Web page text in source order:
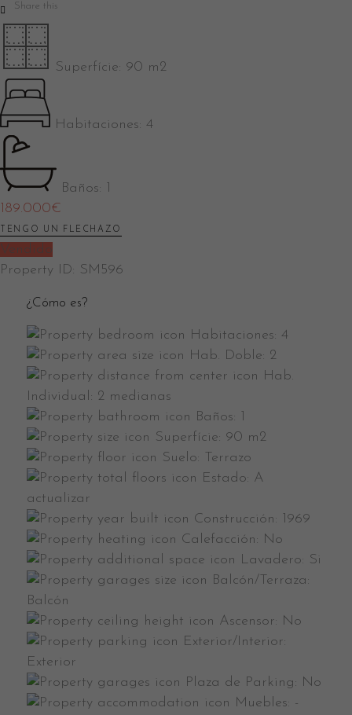
Share this
Superfície: 90 m2
Habitaciones: 4
Baños: 1
189.000€
TENGO UN FLECHAZO
Vendido
Property ID: SM596
¿Cómo es?
Habitaciones: 4
Hab. Doble: 2
Hab.
Individual: 2 medianas
Baños: 1
Superfície: 90 m2
Suelo: Terrazo
Estado: A
actualizar
Construcción: 1969
Calefacción: No
Lavadero: Si
Balcón/Terraza:
Balcón
Ascensor: No
Exterior/Interior:
Exterior
Plaza de Parking: No
Muebles: -